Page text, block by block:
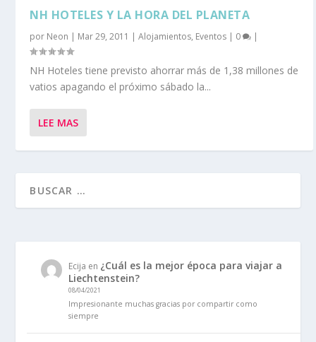
NH HOTELES Y LA HORA DEL PLANETA
por Neon | Mar 29, 2011 |Alojamientos, Eventos | 0 |
NH Hoteles tiene previsto ahorrar más de 1,38 millones de
vatios apagando el próximo sábado la...
LEE MAS
Ecija en ¿Cuál es la mejor época para viajar a
Liechtenstein?
08/04/2021
Impresionante muchas gracias por compartir como
siempre